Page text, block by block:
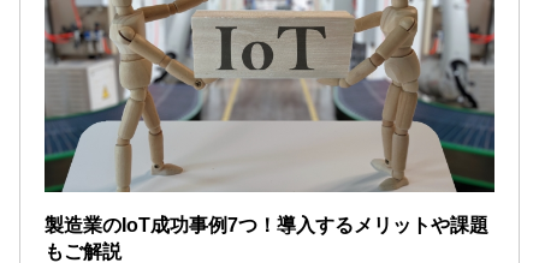
製造業のIoT成功事例7つ！導入するメリットや課題
もご解説